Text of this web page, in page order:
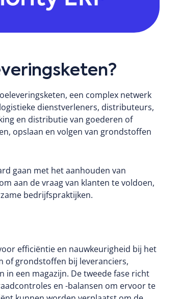
een complex netwerk
dienstverleners, distributeurs,
en distributie van goederen of
opslaan en volgen van grondstoffen
gaan met het aanhouden van
aan de vraag van klanten te voldoen,
bedrijfspraktijken.
efficiëntie en nauwkeurigheid bij het
of grondstoffen bij leveranciers,
in een magazijn. De tweede fase richt
en -balansen om ervoor te